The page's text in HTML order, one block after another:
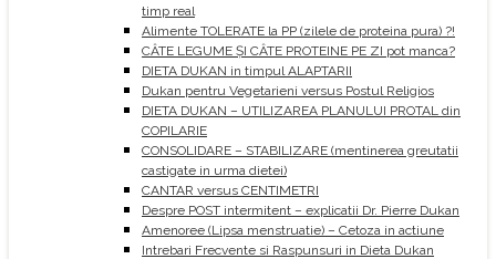
timp real
Alimente TOLERATE la PP (zilele de proteina pura) ?!
CÂTE LEGUME ȘI CÂTE PROTEINE PE ZI pot manca?
DIETA DUKAN in timpul ALAPTARII
Dukan pentru Vegetarieni versus Postul Religios
DIETA DUKAN – UTILIZAREA PLANULUI PROTAL din
COPILARIE
CONSOLIDARE – STABILIZARE (mentinerea greutatii
castigate in urma dietei)
CANTAR versus CENTIMETRI
Despre POST intermitent – explicatii Dr. Pierre Dukan
Amenoree (Lipsa menstruatie) – Cetoza in actiune
Intrebari Frecvente si Raspunsuri in Dieta Dukan